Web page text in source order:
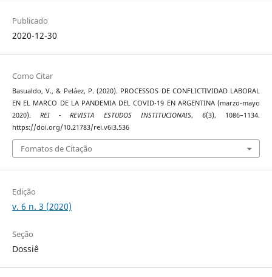
Publicado
2020-12-30
Como Citar
Basualdo, V., & Peláez, P. (2020). PROCESSOS DE CONFLICTIVIDAD LABORAL
EN EL MARCO DE LA PANDEMIA DEL COVID-19 EN ARGENTINA (marzo-mayo
2020).REI - REVISTA ESTUDOS INSTITUCIONAIS, 6(3), 1086–1134.
https://doi.org/10.21783/rei.v6i3.536
Fomatos de Citação
Edição
v. 6 n. 3 (2020)
Seção
Dossiê